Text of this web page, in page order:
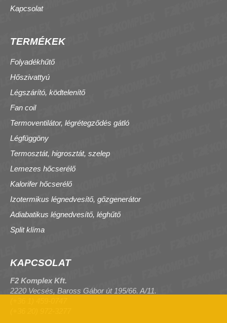
Kapcsolat
TERMÉKEK
Folyadékhűtő
Hőszivattyú
Légszárító, ködtelenítő
Fan coil
Termoventilátor, légrétegződés gátló
Légfüggöny
Termosztát, higrosztát, szelep
Lemezes hőcserélő
Kalorifer hőcserélő
Izotermikus légnedvesítő, gőzgenerátor
Adiabatikus légnedvesítő, léghűtő
Split klíma
KAPCSOLAT
F2 Komplex Kft.
2220 Vecsés, Baross Gábor út 195/66. A/11.